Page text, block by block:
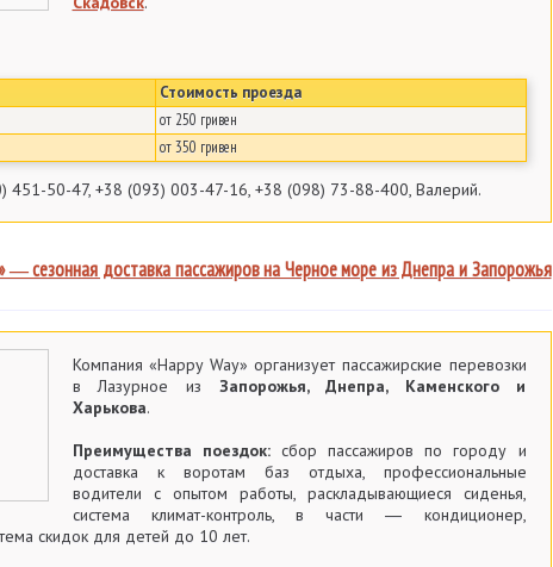
Стоимость проезда
от 250 гривен
от 350 гривен
451-50-47, +38 (093) 003-47-16, +38 (098) 73-88-400, Валерий.
― сезонная доставка пассажиров на Черное море из Днепра и Запорожья
Компания «Happy Way» организует пассажирские перевозки
в Лазурное из Запорожья, Днепра, Каменского и
Харькова.
Преимущества поездок:сбор пассажиров по городу и
доставка к воротам баз отдыха, профессиональные
водители с опытом работы, раскладывающиеся сиденья,
система климат-контроль, в части ― кондиционер,
скидок для детей до 10 лет.